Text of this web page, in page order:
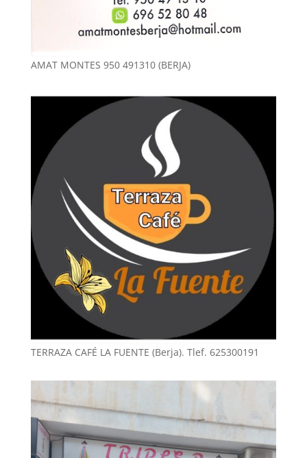
AMAT MONTES 950 491310 (BERJA)
TERRAZA CAFÉ LA FUENTE (Berja). Tlef. 625300191